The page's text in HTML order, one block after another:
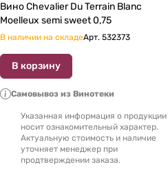
Вино Chevalier Du Terrain Blanc
Moelleux semi sweet 0,75
В наличии на складеАрт. 532373
В корзину
Самовывоз из Винотеки
Указанная информация о продукции
носит ознакомительный характер.
Актуальную стоимость и наличие
уточняет менеджер при
продтверждении заказа.